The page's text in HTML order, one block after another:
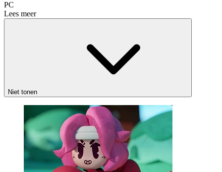
PC
Lees meer
Niet tonen